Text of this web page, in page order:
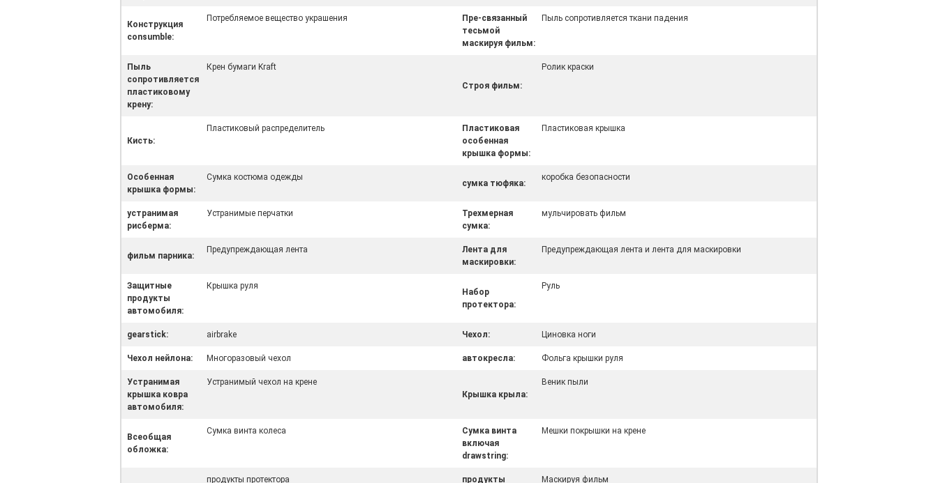
Конструкция
consumble:
Потребляемое вещество украшения
Пре-связанный
тесьмой
маскируя фильм:
Пыль сопротивляется ткани падения
Пыль
сопротивляется
пластиковому
крену:
Крен бумаги Kraft
Строя фильм:
Ролик краски
Кисть:
Пластиковый распределитель
Пластиковая
особенная
крышка формы:
Пластиковая крышка
Особенная
крышка формы:
Сумка костюма одежды
сумка тюфяка:
коробка безопасности
устранимая
рисберма:
Устранимые перчатки
Трехмерная
сумка:
мульчировать фильм
фильм парника:
Предупреждающая лента
Лента для
маскировки:
Предупреждающая лента и лента для маскировки
Защитные
продукты
автомобиля:
Крышка руля
Набор
протектора:
Руль
gearstick: airbrake Чехол: Циновка ноги
Чехол нейлона: Многоразовый чехол автокресла: Фольга крышки руля
Устранимая
крышка ковра
автомобиля:
Устранимый чехол на крене
Крышка крыла:
Веник пыли
Всеобщая
обложка:
Сумка винта колеса
Сумка винта
включая
drawstring:
Мешки покрышки на крене
продукты протектора
продукты
Маскируя фильм